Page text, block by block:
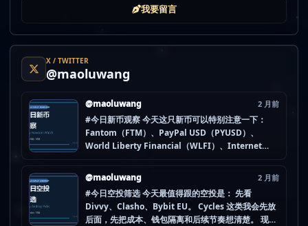
我要留言
X / TWITTER
@maoluwang
@maoluwang 2 月前
#今日新币观察 今天这只新币可以特别注意一下：
Fantom（FTM）、PayPal USD（PYUSD）、
World Liberty Financial（WLFI）、Internet
而是更像“热度是不是在回流”的样本。 这种时候最怕
把...
@maoluwang 2 月前
#今日空投筛选 今天最值得跟的空投是： 先看
Divvy、Clasho、Bybit EU。 Cycles 这类我会先放
后面，先把成本、钱包隔离和后续节奏想清楚。 现在